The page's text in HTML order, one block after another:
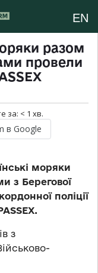
EN
разом
провели
за: < 1 хв.
в Google
моряки
з Берегової
поліції
з